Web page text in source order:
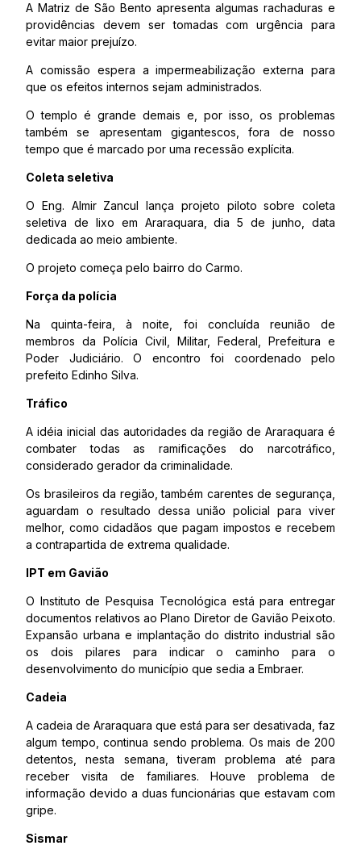
A Matriz de São Bento apresenta algumas rachaduras e
providências devem ser tomadas com urgência para
evitar maior prejuízo.
A comissão espera a impermeabilização externa para
que os efeitos internos sejam administrados.
O templo é grande demais e, por isso, os problemas
também se apresentam gigantescos, fora de nosso
tempo que é marcado por uma recessão explícita.
Coleta seletiva
O Eng. Almir Zancul lança projeto piloto sobre coleta
seletiva de lixo em Araraquara, dia 5 de junho, data
dedicada ao meio ambiente.
O projeto começa pelo bairro do Carmo.
Força da polícia
Na quinta-feira, à noite, foi concluída reunião de
membros da Polícia Civil, Militar, Federal, Prefeitura e
Poder Judiciário. O encontro foi coordenado pelo
prefeito Edinho Silva.
Tráfico
A idéia inicial das autoridades da região de Araraquara é
combater todas as ramificações do narcotráfico,
considerado gerador da criminalidade.
Os brasileiros da região, também carentes de segurança,
aguardam o resultado dessa união policial para viver
melhor, como cidadãos que pagam impostos e recebem
a contrapartida de extrema qualidade.
IPT em Gavião
O Instituto de Pesquisa Tecnológica está para entregar
documentos relativos ao Plano Diretor de Gavião Peixoto.
Expansão urbana e implantação do distrito industrial são
os dois pilares para indicar o caminho para o
desenvolvimento do município que sedia a Embraer.
Cadeia
A cadeia de Araraquara que está para ser desativada, faz
algum tempo, continua sendo problema. Os mais de 200
detentos, nesta semana, tiveram problema até para
receber visita de familiares. Houve problema de
informação devido a duas funcionárias que estavam com
gripe.
Sismar